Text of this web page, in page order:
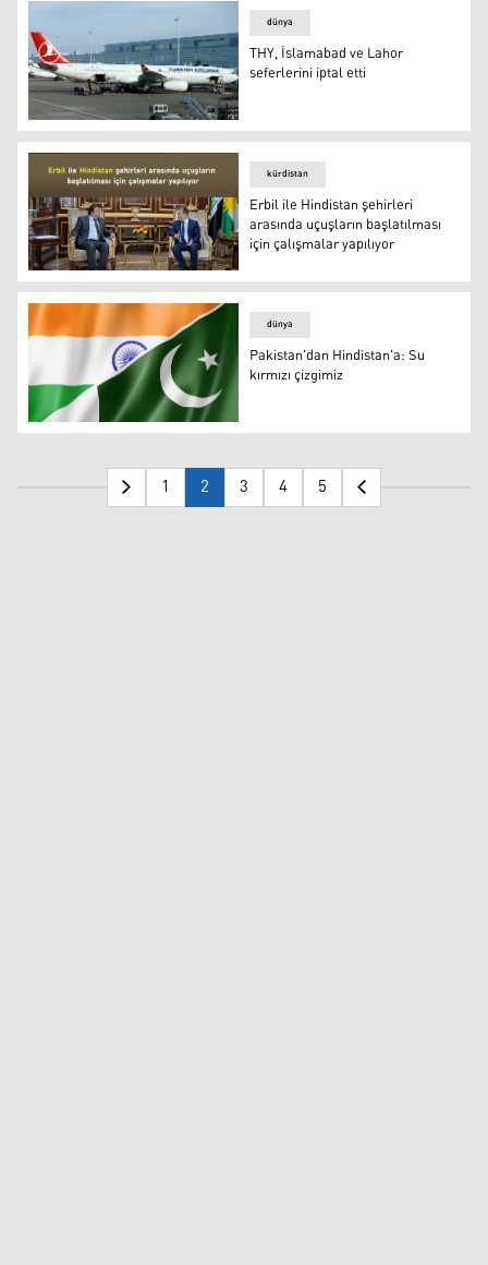
THY, İslamabad ve Lahor seferlerini iptal etti
dünya
THY, İslamabad ve Lahor
seferlerini iptal etti
Erbil ile Hindistan şehirleri arasında uçuşların
kürdistan
Erbil ile Hindistan şehirleri
arasında uçuşların başlatılması
için çalışmalar yapılıyor
Pakistan'dan Hindistan'a: Su kırmızı çizgimiz
dünya
Pakistan'dan Hindistan'a: Su
kırmızı çizgimiz
1 2 3 4 5